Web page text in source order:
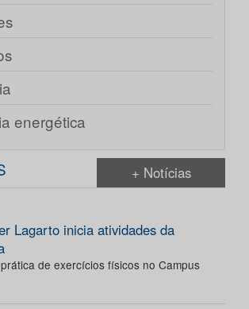
energética
+ Notícias
Lagarto inicia atividades da
de exercícios físicos no Campus